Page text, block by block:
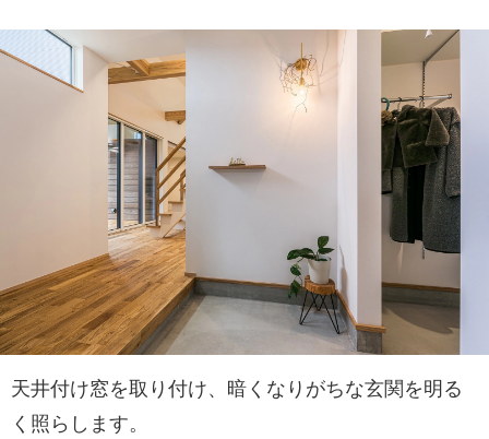
天井付け窓を取り付け、暗くなりがちな玄関を明る
く照らします。